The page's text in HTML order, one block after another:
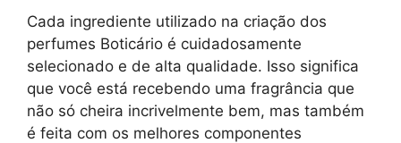
Cada ingrediente utilizado na criação dos
perfumes Boticário é cuidadosamente
selecionado e de alta qualidade. Isso significa
que você está recebendo uma fragrância que
não só cheira incrivelmente bem, mas também
é feita com os melhores componentes